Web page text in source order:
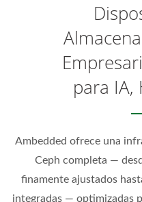
para IA,
Ambedded ofrece una
Ceph completa —
finamente ajustados
integradas — optimizadas